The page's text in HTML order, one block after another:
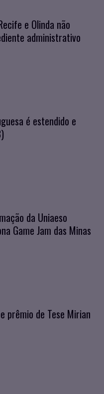
e Olinda não
administrativo
é estendido e
da Uniaeso
Game Jam das Minas
prêmio de Tese Mirian